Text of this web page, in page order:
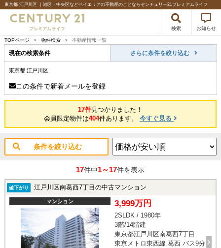
東京都 江戸川区 ｜港区・中央区などベイエリアの不動産のことならセンチュリー21プレミアムライフ
検索 お知らせ
TOPページ > 物件検索 > 不動産情報一覧
現在の検索条件 さらに条件を絞り込む
東京都 江戸川区
この条件で新着メールを登録
17件見つかりました！
会員限定物件は404件あります。 今すぐ見る
条件を絞り込む
17件中1～17件を表示
値下がり 江戸川区南葛西7丁目の中古マンション
マンション 3,999万円
2SLDK / 1980年
3階/14階建
東京都江戸川区南葛西7丁目
東京メトロ東西線 葛西 バス9分